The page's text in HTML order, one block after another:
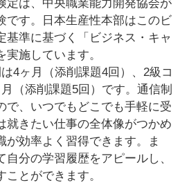
定は、中央職業能力開発協会が
です。日本生産性本部はこのビ
基準に基づく「ビジネス・キャ
実施しています。
4ヶ月（添削課題4回）、2級コ
（添削課題5回）です。通信制
で、いつでもどこでも手軽に受
就きたい仕事の全体像がつかめ
が効率よく習得できます。ま
分の学習履歴をアピールし、
とができます。